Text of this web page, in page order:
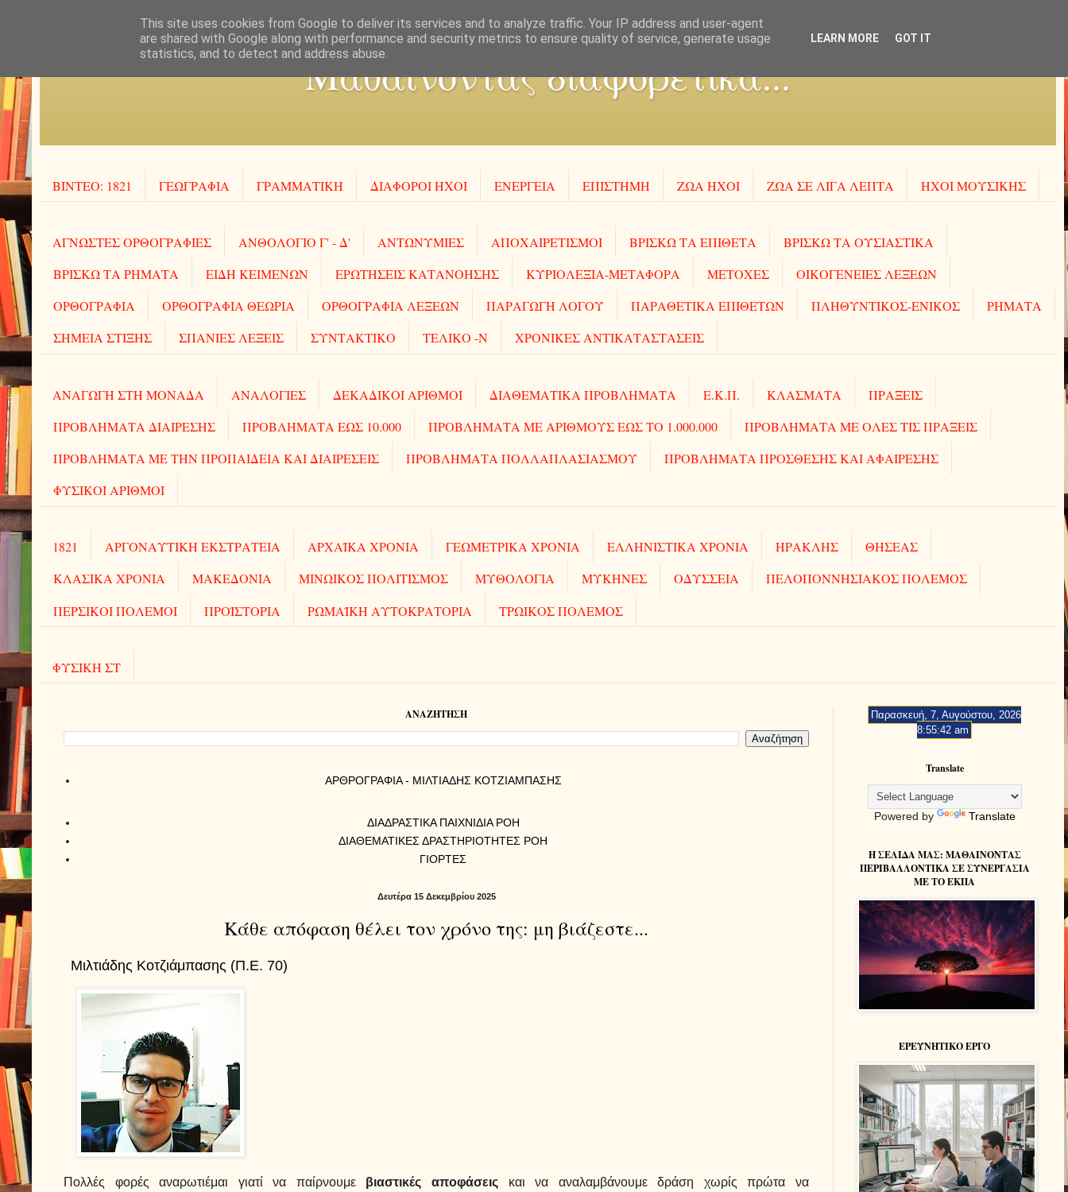
Μαθαίνοντας διαφορετικά...
ΒΙΝΤΕΟ: 1821 ΓΕΩΓΡΑΦΙΑ ΓΡΑΜΜΑΤΙΚΗ ΔΙΑΦΟΡΟΙ ΗΧΟΙ ΕΝΕΡΓΕΙΑ ΕΠΙΣΤΗΜΗ ΖΩΑ ΗΧΟΙ ΖΩΑ ΣΕ ΛΙΓΑ ΛΕΠΤΑ ΗΧΟΙ MOΥΣΙΚΗΣ
ΑΓΝΩΣΤΕΣ ΟΡΘΟΓΡΑΦΙΕΣ ΑΝΘΟΛΟΓΙΟ Γ' - Δ' ΑΝΤΩΝΥΜΙΕΣ ΑΠΟΧΑΙΡΕΤΙΣΜΟΙ ΒΡΙΣΚΩ ΤΑ ΕΠΙΘΕΤΑ
ΒΡΙΣΚΩ ΤΑ ΟΥΣΙΑΣΤΙΚΑ
ΒΡΙΣΚΩ ΤΑ ΡΗΜΑΤΑ
ΕΙΔΗ ΚΕΙΜΕΝΩΝ ΕΡΩΤΗΣΕΙΣ ΚΑΤΑΝΟΗΣΗΣ ΚΥΡΙΟΛΕΞΙΑ-ΜΕΤΑΦΟΡΑ ΜΕΤΟΧΕΣ
ΟΙΚΟΓΕΝΕΙΕΣ ΛΕΞΕΩΝ
ΟΡΘΟΓΡΑΦΙΑ
ΟΡΘΟΓΡΑΦΙΑ ΘΕΩΡΙΑ ΟΡΘΟΓΡΑΦΙΑ ΛΕΞΕΩΝ ΠΑΡΑΓΩΓΗ ΛΟΓΟΥ ΠΑΡΑΘΕΤΙΚΑ ΕΠΙΘΕΤΩΝ ΠΛΗΘΥΝΤΙΚΟΣ-ΕΝΙΚΟΣ
ΡΗΜΑΤΑ
ΣΗΜΕΙΑ ΣΤΙΞΗΣ
ΣΠΑΝΙΕΣ ΛΕΞΕΙΣ ΣΥΝΤΑΚΤΙΚΟ ΤΕΛΙΚΟ -Ν ΧΡΟΝΙΚΕΣ ΑΝΤΙΚΑΤΑΣΤΑΣΕΙΣ
ΑΝΑΓΩΓΗ ΣΤΗ ΜΟΝΑΔΑ ΑΝΑΛΟΓΙΕΣ ΔΕΚΑΔΙΚΟΙ ΑΡΙΘΜΟΙ ΔΙΑΘΕΜΑΤΙΚΑ ΠΡΟΒΛΗΜΑΤΑ Ε.Κ.Π. ΚΛΑΣΜΑΤΑ
ΠΡΑΞΕΙΣ
ΠΡΟΒΛΗΜΑΤΑ ΔΙΑΙΡΕΣΗΣ
ΠΡΟΒΛΗΜΑΤΑ ΕΩΣ 10.000 ΠΡΟΒΛΗΜΑΤΑ ΜΕ ΑΡΙΘΜΟΥΣ ΕΩΣ ΤΟ 1.000.000
ΠΡΟΒΛΗΜΑΤΑ ΜΕ ΟΛΕΣ ΤΙΣ ΠΡΑΞΕΙΣ
ΠΡΟΒΛΗΜΑΤΑ ΜΕ ΤΗΝ ΠΡΟΠΑΙΔΕΙΑ ΚΑΙ ΔΙΑΙΡΕΣΕΙΣ
ΠΡΟΒΛΗΜΑΤΑ ΠΟΛΛΑΠΛΑΣΙΑΣΜΟΥ
ΠΡΟΒΛΗΜΑΤΑ ΠΡΟΣΘΕΣΗΣ ΚΑΙ ΑΦΑΙΡΕΣΗΣ
ΦΥΣΙΚΟΙ ΑΡΙΘΜΟΙ
1821 ΑΡΓΟΝΑΥΤΙΚΗ ΕΚΣΤΡΑΤΕΙΑ ΑΡΧΑΪΚΑ ΧΡΟΝΙΑ ΓΕΩΜΕΤΡΙΚΑ ΧΡΟΝΙΑ ΕΛΛΗΝΙΣΤΙΚΑ ΧΡΟΝΙΑ ΗΡΑΚΛΗΣ
ΘΗΣΕΑΣ
ΚΛΑΣΙΚΑ ΧΡΟΝΙΑ
ΜΑΚΕΔΟΝΙΑ ΜΙΝΩΙΚΟΣ ΠΟΛΙΤΙΣΜΟΣ ΜΥΘΟΛΟΓΙΑ ΜΥΚΗΝΕΣ ΟΔΥΣΣΕΙΑ
ΠΕΛΟΠΟΝΝΗΣΙΑΚΟΣ ΠΟΛΕΜΟΣ
ΠΕΡΣΙΚΟΙ ΠΟΛΕΜΟΙ
ΠΡΟΪΣΤΟΡΙΑ ΡΩΜΑΪΚΗ ΑΥΤΟΚΡΑΤΟΡΙΑ ΤΡΩΙΚΟΣ ΠΟΛΕΜΟΣ
ΦΥΣΙΚΗ ΣΤ
ΑΝΑΖΗΤΗΣΗ
AΡΘΡΟΓΡΑΦΙΑ - ΜΙΛΤΙΑΔΗΣ ΚΟΤΖΙΑΜΠΑΣΗΣ
ΔΙΑΔΡΑΣΤΙΚΑ ΠΑΙΧΝΙΔΙΑ ΡΟΗ
ΔΙΑΘΕΜΑΤΙΚΕΣ ΔΡΑΣΤΗΡΙΟΤΗΤΕΣ ΡΟΗ
ΓΙΟΡΤΕΣ
Δευτέρα 15 Δεκεμβρίου 2025
Κάθε απόφαση θέλει τον χρόνο της: μη βιάζεστε...
Μιλτιάδης Κοτζιάμπασης (Π.Ε. 70)
Πολλές φορές αναρωτιέμαι γιατί να παίρνουμε βιαστικές αποφάσεις και να αναλαμβάνουμε δράση χωρίς πρώτα να
Παρασκευή, 7, Αυγούστου, 2026
8:55:43 am
Translate
Powered by Translate
Η ΣΕΛΙΔΑ ΜΑΣ: MAΘΑΙΝΟΝΤΑΣ
ΠΕΡΙΒΑΛΛΟΝΤΙΚΑ ΣΕ ΣΥΝΕΡΓΑΣΙΑ
ΜΕ ΤΟ ΕΚΠΑ
ΕΡΕΥΝΗΤΙΚΟ ΕΡΓΟ
This site uses cookies from Google to deliver its services and to analyze traffic. Your IP address and user-agent
are shared with Google along with performance and security metrics to ensure quality of service, generate usage
statistics, and to detect and address abuse.
LEARN MORE GOT IT